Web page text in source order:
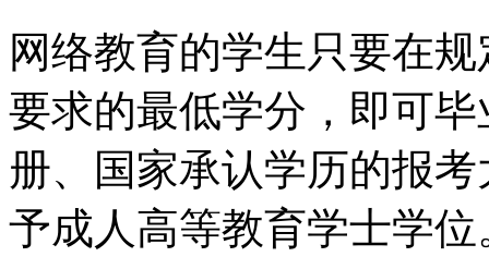
网络教育的学生只要在
要求的最低学分，即可
册、国家承认学历的报
予成人高等教育学士学位